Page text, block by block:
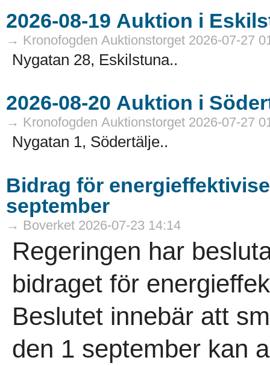
→ Kronofogden Auktionstorget 2026-07-27
Nygatan 28, Eskilstuna..
→ Kronofogden Auktionstorget 2026-07-27
Nygatan 1, Södertälje..
Bidrag för
september
→ Boverket 2026-07-23 14:14
Regeringen har
bidraget för
Beslutet innebär att
den 1 september kan